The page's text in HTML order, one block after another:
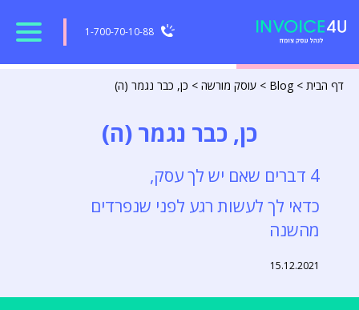
1-700-70-10-88
דף הבית >
Blog
> עוסק מורשה > כן, כבר נגמר (ה)
כן, כבר נגמר (ה)
4 דברים שאם יש לך עסק,
כדאי לך לעשות רגע לפני שנפרדים
מהשנה
15.12.2021